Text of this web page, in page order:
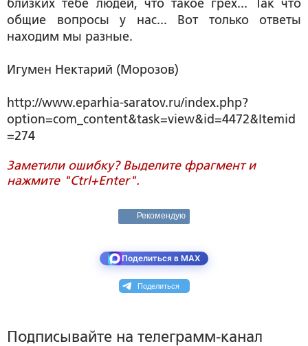
близких тебе людей, что такое грех... Так что
общие вопросы у нас... Вот только ответы
находим мы разные.
Игумен Нектарий (Морозов)
http://www.eparhia-saratov.ru/index.php?
option=com_content&task=view&id=4472&Itemid
=274
Заметили ошибку? Выделите фрагмент и
нажмите "Ctrl+Enter".
Рекомендую
Поделиться в MAX
Поделиться
Подписывайте на телеграмм-канал